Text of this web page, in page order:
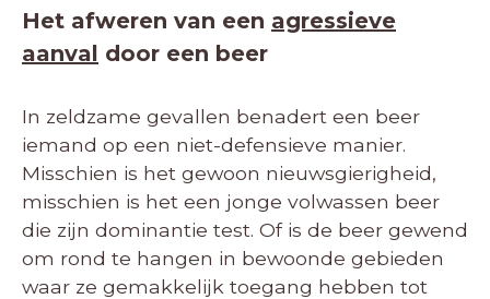
Het afweren van een agressieve
aanval door een beer
In zeldzame gevallen benadert een beer
iemand op een niet-defensieve manier.
Misschien is het gewoon nieuwsgierigheid,
misschien is het een jonge volwassen beer
die zijn dominantie test. Of is de beer gewend
om rond te hangen in bewoonde gebieden
waar ze gemakkelijk toegang hebben tot